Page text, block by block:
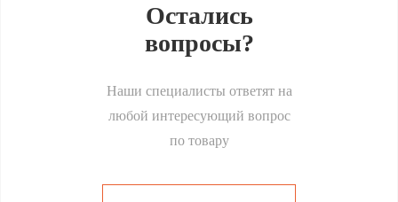
Остались
вопросы?
Наши специалисты ответят на
любой интересующий вопрос
по товару